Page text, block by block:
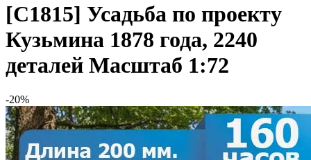
[C1815] Усадьба по проекту
Кузьмина 1878 года, 2240
деталей Масштаб 1:72
-20%